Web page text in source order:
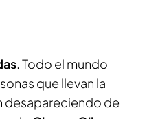
. Todo el mundo
que llevan la
desapareciendo de